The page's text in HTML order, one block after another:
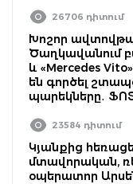
26706 դիտում
Խոշոր
Ծաղկավանում
և «Mercedes
են գործել
պարեկները․
23584 դիտում
Կյանքից
մտավորական,
օպերատոր